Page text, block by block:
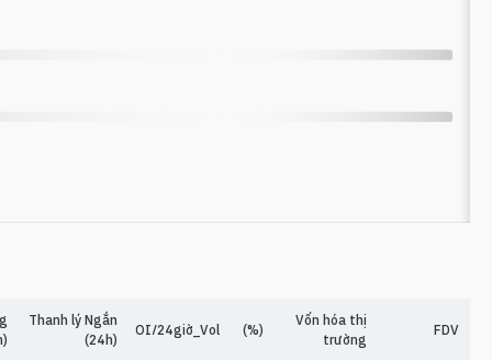
Thanh lý Ngắn
(24h)
OI/24giờ_Vol (%)
Vốn hóa thị
trường
FDV